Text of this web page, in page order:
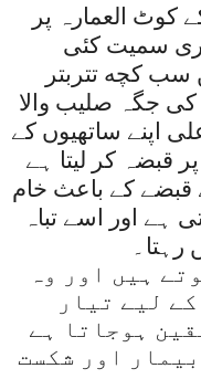
کوٹ العمارہ پر
سمیت کئی
سب کچه تتربتر
کی جگہ صلیب والا
اپنے ساتھیوں کے
قبضہ کر لیتا ہے
قبضے کے باعث خام
ہے اور اسے تباہ
رہتا۔
ہیں اور وہ
لیے تیار
ہوجاتا ہے
اور شکست